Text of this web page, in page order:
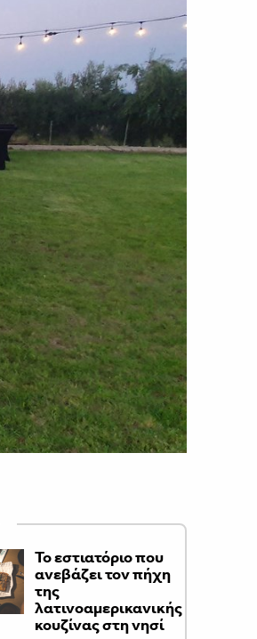
Το εστιατόριο που
ανεβάζει τον πήχη
της
λατινοαμερικανικής
κουζίνας στη νησί